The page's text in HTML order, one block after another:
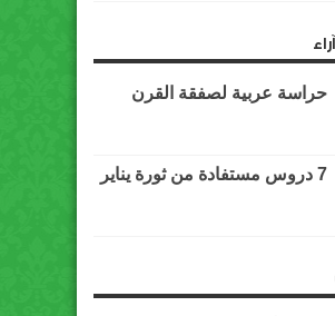
حراسة عربية لصفقة القرن
7 دروس مستفادة من ثورة يناير